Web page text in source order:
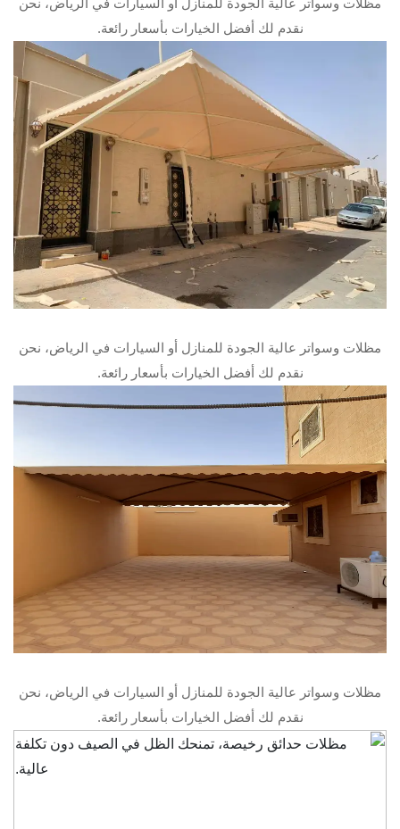
مظلات وسواتر عالية الجودة للمنازل أو السيارات في الرياض، نحن
نقدم لك أفضل الخيارات بأسعار رائعة.
مظلات وسواتر عالية الجودة للمنازل أو السيارات في الرياض، نحن
نقدم لك أفضل الخيارات بأسعار رائعة.
مظلات وسواتر عالية الجودة للمنازل أو السيارات في الرياض، نحن
نقدم لك أفضل الخيارات بأسعار رائعة.